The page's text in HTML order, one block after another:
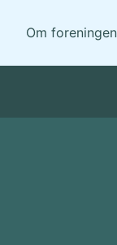
Om foreningen